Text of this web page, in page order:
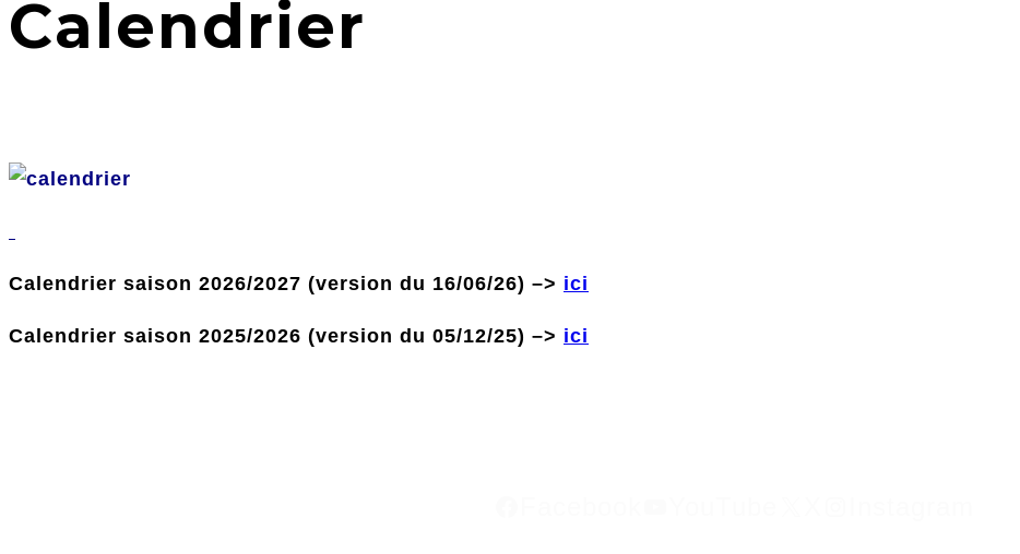
Calendrier
Calendrier saison 2026/2027 (version du 16/06/26) –> ici
Calendrier saison 2025/2026 (version du 05/12/25) –> ici